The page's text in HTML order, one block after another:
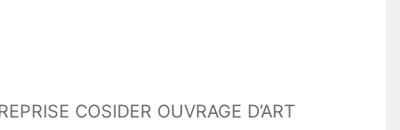
COSIDER OUVRAGE D’ART